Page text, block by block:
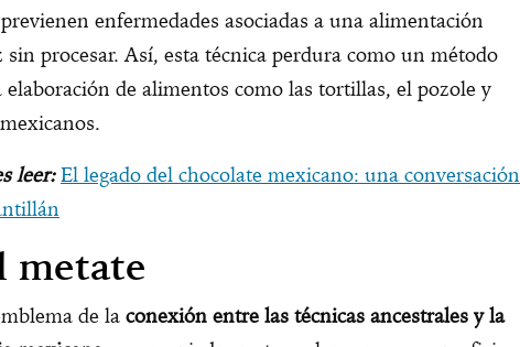
enfermedades asociadas a una alimentación
sin procesar. Así, esta técnica perdura como un método
elaboración de alimentos como las tortillas, el pozole y
leer:El legado del chocolate mexicano: una conversación
metate
de la conexión entre las técnicas ancestrales y la